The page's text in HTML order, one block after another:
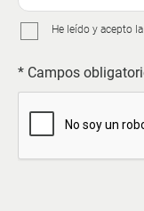
He leído y acepto la
* Campos